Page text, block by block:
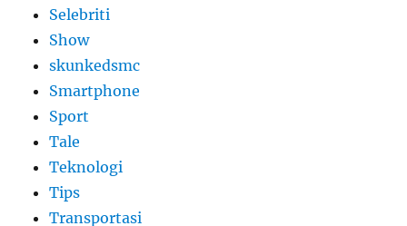
Selebriti
Show
skunkedsmc
Smartphone
Sport
Tale
Teknologi
Tips
Transportasi